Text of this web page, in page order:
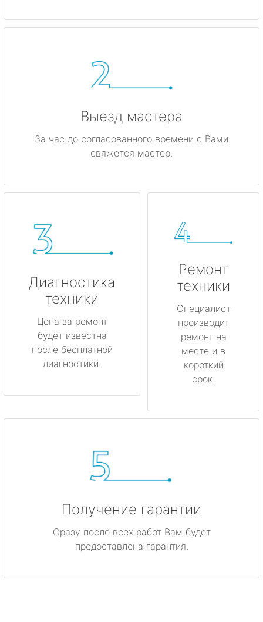
Выезд мастера
За час до согласованного времени с Вами
свяжется мастер.
Диагностика
техники
Цена за ремонт
будет известна
после бесплатной
диагностики.
Ремонт
техники
Специалист
производит
ремонт на
месте и в
короткий
срок.
Получение гарантии
Сразу после всех работ Вам будет
предоставлена гарантия.